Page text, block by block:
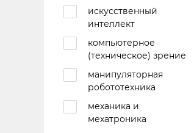
искусственный
интеллект
компьютерное
(техническое) зрение
манипуляторная
робототехника
механика и
мехатроника